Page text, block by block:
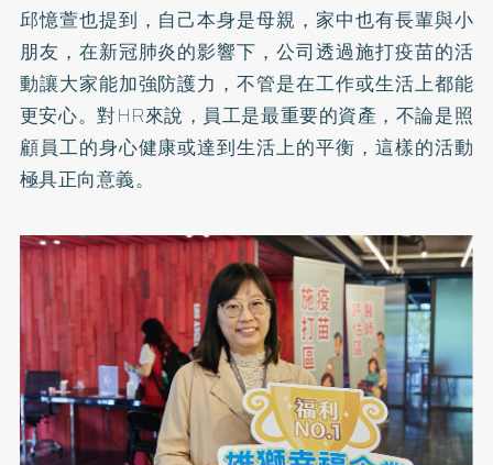
邱憶萱也提到，自己本身是母親，家中也有長輩與小
朋友，在新冠肺炎的影響下，公司透過施打疫苗的活
動讓大家能加強防護力，不管是在工作或生活上都能
更安心。對HR來說，員工是最重要的資產，不論是照
顧員工的身心健康或達到生活上的平衡，這樣的活動
極具正向意義。